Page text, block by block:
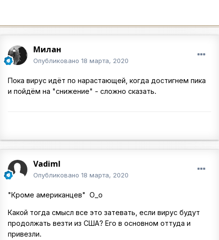
Милан
Опубликовано 18 марта, 2020
Пока вирус идёт по нарастающей, когда достигнем пика
и пойдём на "снижение" - сложно сказать.
VadimI
Опубликовано 18 марта, 2020
"Кроме американцев" О_о
Какой тогда смысл все это затевать, если вирус будут
продолжать везти из США? Его в основном оттуда и
привезли.